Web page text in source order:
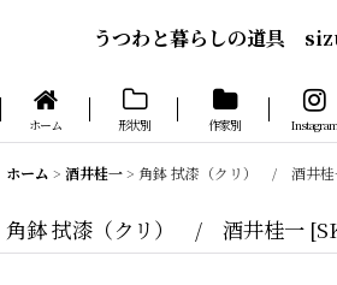
うつわと暮らしの道具
ホーム 形状別 作家別 Instagram
ホーム > 酒井桂一> 角鉢 拭漆（クリ） / 酒井桂
角鉢 拭漆（クリ） / 酒井桂一 [